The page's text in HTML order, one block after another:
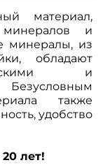
материал,
и
минералы, из
обладают
и
также
удобство
20 лет!